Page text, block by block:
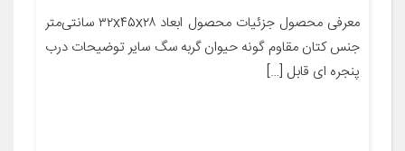
معرفی محصول جزئیات محصول ابعاد ۳۲x۴۵x۲۸ سانتی‌متر
جنس کتان مقاوم گونه حیوان گربه سگ سایر توضیحات درب
پنجره ای قابل […]